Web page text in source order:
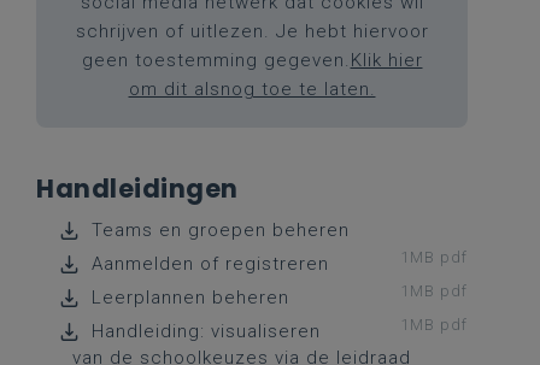
schrijven of uitlezen. Je hebt hiervoor
geen toestemming gegeven. Klik hier
om dit alsnog toe te laten.
Handleidingen
Teams en groepen beheren
1MB pdf
Aanmelden of registreren
1MB pdf
Leerplannen beheren
1MB pdf
Handleiding: visualiseren
van de schoolkeuzes via de leidraad